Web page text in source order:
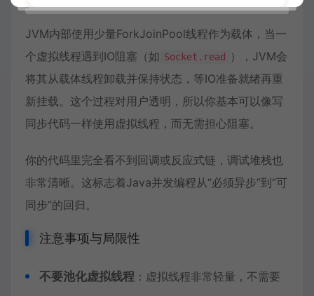
JVM内部使用少量ForkJoinPool线程作为载体，当一
个虚拟线程遇到IO阻塞（如 Socket.read
），JVM会
将其从载体线程卸载并保持状态，等IO准备就绪再重
新挂载。这个过程对用户透明，所以你基本可以像写
同步代码一样使用虚拟线程，而无需担心阻塞。
你的代码里完全看不到回调或反应式链，调试堆栈也
非常清晰。这标志着Java并发编程从“必须异步”到“可
同步”的回归。
注意事项与局限性
不要池化虚拟线程 ：虚拟线程非常轻量，不需要